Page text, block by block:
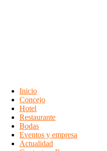
Inicio
Concejo
Hotel
Restaurante
Bodas
Eventos y empresa
Actualidad